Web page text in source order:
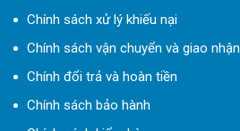
Chính sách xử lý khiếu nại
Chính sách vận chuyển và giao nhận
Chính đổi trả và hoàn tiền
Chính sách bảo hành